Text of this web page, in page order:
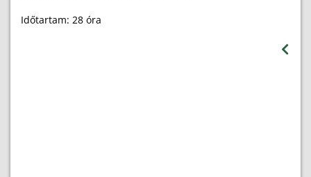
Időtartam: 28 óra